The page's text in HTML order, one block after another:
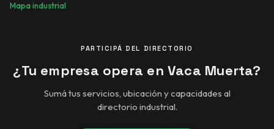
Mapa industrial
PARTICIPÁ DEL DIRECTORIO
¿Tu empresa opera en Vaca Muerta?
Sumá tus servicios, ubicación y capacidades al
directorio industrial.